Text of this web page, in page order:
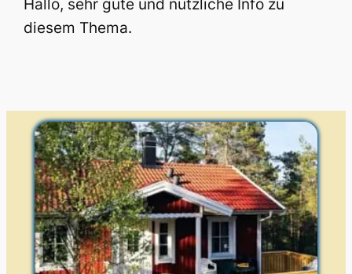
Hallo, sehr gute und nützliche Info zu
diesem Thema.